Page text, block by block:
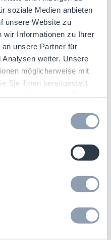
soziale Medien anbieten
unsere Website zu
wir Informationen zu Ihrer
unsere Partner für
weiter. Unsere
möglicherweise mit
Sie ihnen bereitgestellt
eines Geschäfts
in der gesamten
Form von
– und das alles
Sensor.
schlechter Qualität
Stelle und zum
wird, kann sich
führen, dass
B.
werden, die
das wichtigste Ziel